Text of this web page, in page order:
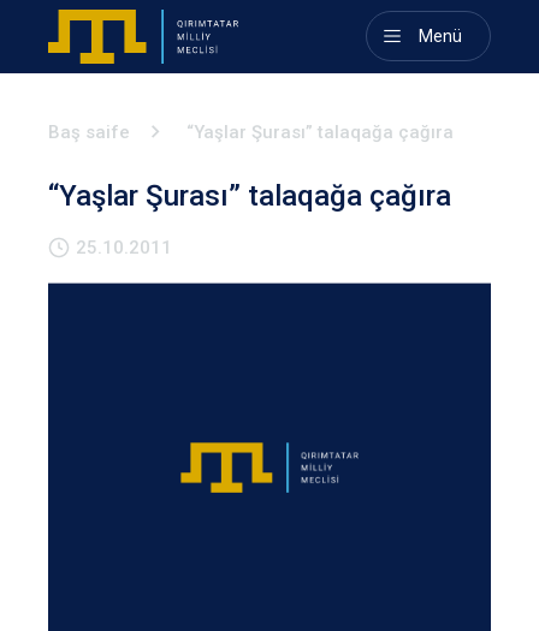
Menü
Baş saife “Yaşlar Şurası” talaqağa çağıra
“Yaşlar Şurası” talaqağa çağıra
25.10.2011